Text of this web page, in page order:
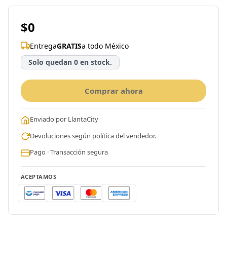
$0
EntregaGRATISa todo México
Solo quedan 0 en stock.
Comprar ahora
Enviado por LlantaCity
Devoluciones según política del vendedor.
Pago · Transacción segura
ACEPTAMOS